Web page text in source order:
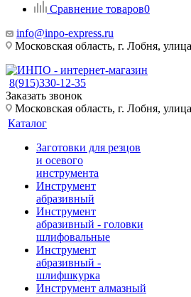
Сравнение товаров0
info@inpo-express.ru
Московская область, г. Лобня,
8(915)330-12-35
Заказать звонок
Московская область, г. Лобня,
Каталог
Заготовки для резцов
и осевого
инструмента
Инструмент
абразивный
Инструмент
абразивный - головки
шлифовальные
Инструмент
абразивный -
шлифшкурка
Инструмент алмазный